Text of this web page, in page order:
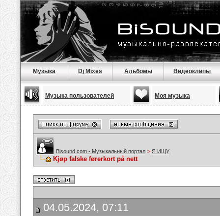
Музыка Dj Mixes Альбомы Видеоклипы
Музыка пользователей Моя музыка
Bisound.com - Музыкальный портал > Я ИЩУ
Kjøp falske førerkort på nett
04.05.2024, 07:11